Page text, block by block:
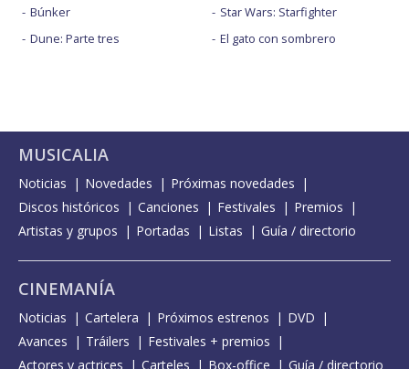
Búnker
Dune: Parte tres
Star Wars: Starfighter
El gato con sombrero
MUSICALIA
Noticias Novedades
Próximas novedades
Discos históricos
Canciones Festivales
Premios
Artistas y grupos
Portadas Listas Guía / directorio
CINEMANÍA
Noticias Cartelera Próximos estrenos
DVD
Avances
Tráilers
Festivales + premios
Actores y actrices
Carteles Box-office Guía / directorio